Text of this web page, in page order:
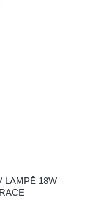
LAMPĚ 18W